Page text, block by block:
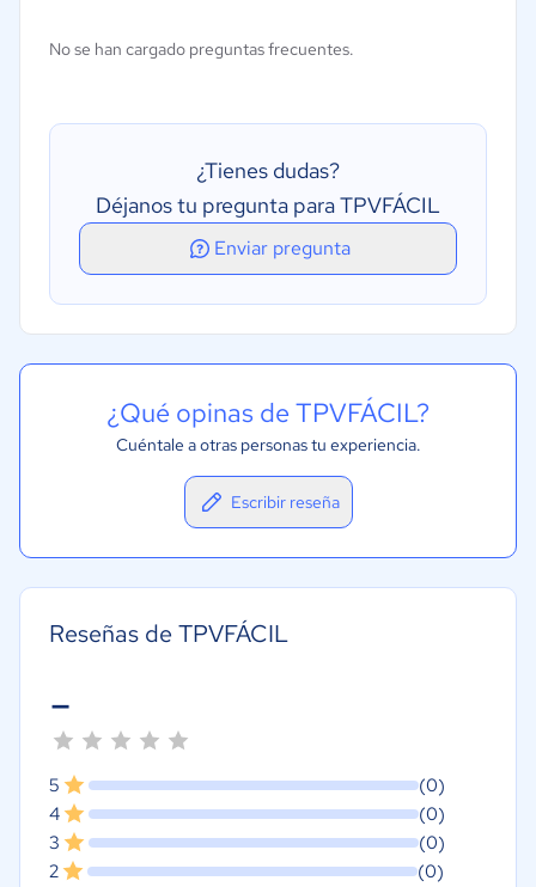
Mayor productividad
Servicio al cliente
No se han cargado preguntas frecuentes.
¿Tienes dudas?
Déjanos tu pregunta para TPVFÁCIL
Enviar pregunta
¿Qué opinas de TPVFÁCIL?
Cuéntale a otras personas tu experiencia.
Escribir reseña
Reseñas de TPVFÁCIL
-
5
(0)
4
(0)
3
(0)
2
(0)